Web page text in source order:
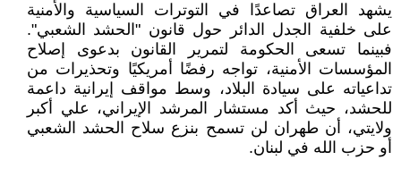
يشهد العراق تصاعدًا في التوترات السياسية والأمنية
على خلفية الجدل الدائر حول قانون "الحشد الشعبي".
فبينما تسعى الحكومة لتمرير القانون بدعوى إصلاح
المؤسسات الأمنية، تواجه رفضًا أمريكيًا وتحذيرات من
تداعياته على سيادة البلاد، وسط مواقف إيرانية داعمة
للحشد، حيث أكد مستشار المرشد الإيراني، علي أكبر
ولايتي، أن طهران لن تسمح بنزع سلاح الحشد الشعبي
أو حزب الله في لبنان.